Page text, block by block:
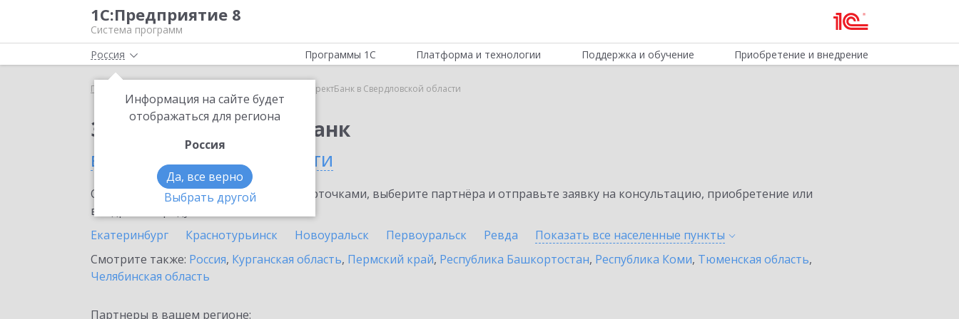
1С:Предприятие 8
Система программ
Россия
Информация на сайте будет
отображаться для региона
Россия
Да, все верно
Выбрать другой
Программы 1С Платформа и технологии Поддержка и обучение Приобретение и внедрение
Главная 1С:ДиректБанк в Свердловской области
Заказать 1С:ДиректБанк
в Свердловской области
Ознакомьтесь с информационными карточками, выберите партнёра и отправьте заявку на консультацию, приобретение или
внедрение продукта.
Екатеринбург
Краснотурьинск Новоуральск Первоуральск Ревда Показать все населенные пункты
Смотрите также: Россия, Курганская область, Пермский край, Республика Башкортостан, Республика Коми, Тюменская область,
Челябинская область
Партнеры в вашем регионе: